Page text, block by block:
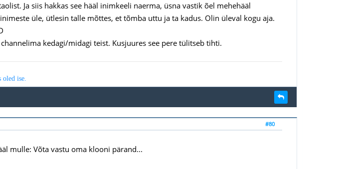
Ja siis hakkas see hääl inimkeeli naerma, üsna vastik õel mehehääl
üle, ütlesin talle mõttes, et tõmba uttu ja ta kadus. Olin üleval kogu aja.
kedagi/midagi teist. Kusjuures see pere tülitseb tihti.
oled ise.
#80
mulle: Võta vastu oma klooni pärand...